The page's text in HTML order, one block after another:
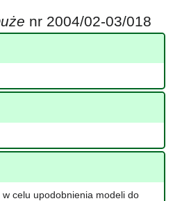
nr 2004/02-03/018
celu upodobnienia modeli do